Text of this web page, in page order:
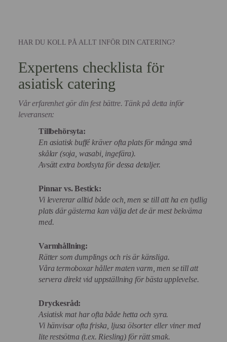
HAR DU KOLL PÅ ALLT INFÖR DIN CATERING?
Expertens checklista för
asiatisk catering
Vår erfarenhet gör din fest bättre. Tänk på detta inför
leveransen:
Tillbehörsyta:
En asiatisk buffé kräver ofta plats för många små
skålar (soja, wasabi, ingefära).
Avsätt extra bordsyta för dessa detaljer.
Pinnar vs. Bestick:
Vi levererar alltid både och, men se till att ha en tydlig
plats där gästerna kan välja det de är mest bekväma
med.
Varmhållning:
Rätter som dumplings och ris är känsliga.
Våra termoboxar håller maten varm, men se till att
servera direkt vid uppställning för bästa upplevelse.
Dryckesråd:
Asiatisk mat har ofta både hetta och syra.
Vi hänvisar ofta friska, ljusa ölsorter eller viner med
lite restsötma (t.ex. Riesling) för rätt smak.